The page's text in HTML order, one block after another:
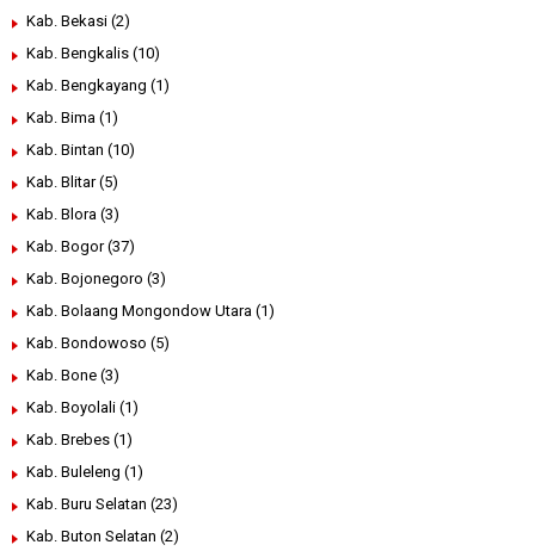
Kab. Bekasi (2)
Kab. Bengkalis (10)
Kab. Bengkayang (1)
Kab. Bima (1)
Kab. Bintan (10)
Kab. Blitar (5)
Kab. Blora (3)
Kab. Bogor (37)
Kab. Bojonegoro (3)
Kab. Bolaang Mongondow Utara (1)
Kab. Bondowoso (5)
Kab. Bone (3)
Kab. Boyolali (1)
Kab. Brebes (1)
Kab. Buleleng (1)
Kab. Buru Selatan (23)
Kab. Buton Selatan (2)